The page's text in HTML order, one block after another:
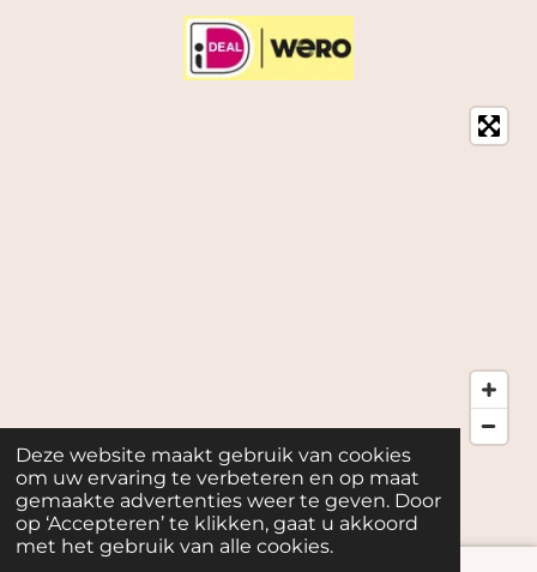
Deze website maakt gebruik van cookies
om uw ervaring te verbeteren en op maat
gemaakte advertenties weer te geven. Door
op ‘Accepteren’ te klikken, gaat u akkoord
met het gebruik van alle cookies.
My Joy kvk: 82401020, Telefoon 0619333623
Powered byJouwWeb